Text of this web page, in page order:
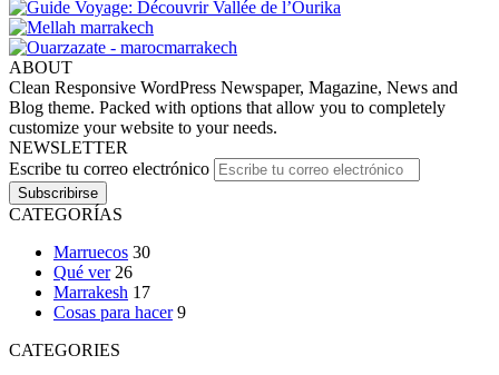
ABOUT
Clean Responsive WordPress Newspaper, Magazine, News and
Blog theme. Packed with options that allow you to completely
customize your website to your needs.
NEWSLETTER
Escribe tu correo electrónico
CATEGORÍAS
Marruecos 30
Qué ver 26
Marrakesh 17
Cosas para hacer 9
CATEGORIES